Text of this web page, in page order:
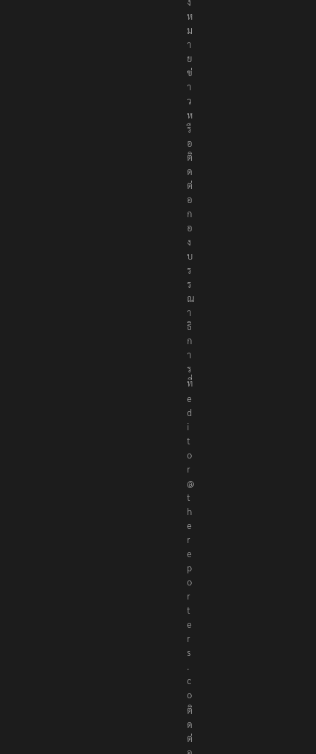
ห
ม
า
ย
ข่
า
ว
ห
รื
อ
ติ
ด
ต่
อ
ก
อ
ง
บ
ร
ร
ณ
า
ธิ
ก
า
ร
ที่
e
d
i
t
o
r
@
t
h
e
r
e
p
o
r
t
e
r
s
.
c
o
ติ
ด
ต่